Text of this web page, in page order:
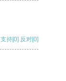
支持[0] 反对[0]